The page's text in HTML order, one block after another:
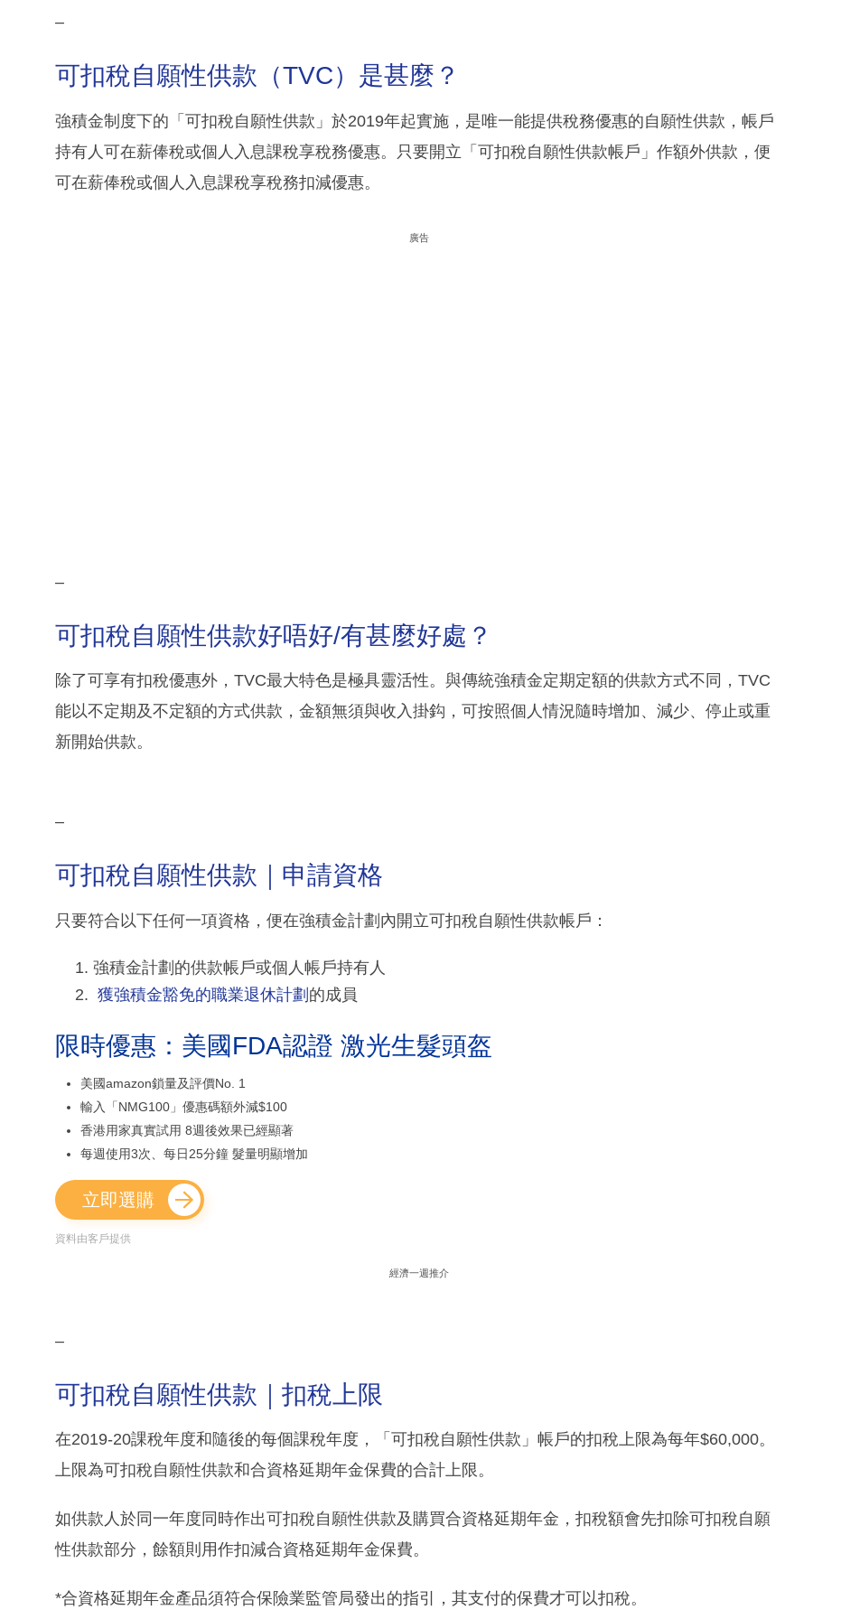
–
可扣稅自願性供款（TVC）是甚麼？
強積金制度下的「可扣稅自願性供款」於2019年起實施，是唯一能提供稅務優惠的自願性供款，帳戶
持有人可在薪俸稅或個人入息課稅享稅務優惠。只要開立「可扣稅自願性供款帳戶」作額外供款，便
可在薪俸稅或個人入息課稅享稅務扣減優惠。
廣告
–
可扣稅自願性供款好唔好/有甚麼好處？
除了可享有扣稅優惠外，TVC最大特色是極具靈活性。與傳統強積金定期定額的供款方式不同，TVC
能以不定期及不定額的方式供款，金額無須與收入掛鈎，可按照個人情況隨時增加、減少、停止或重
新開始供款。
–
可扣稅自願性供款｜申請資格
只要符合以下任何一項資格，便在強積金計劃內開立可扣稅自願性供款帳戶：
強積金計劃的供款帳戶或個人帳戶持有人
獲強積金豁免的職業退休計劃 的成員
限時優惠：美國FDA認證 激光生髮頭盔
美國amazon鎖量及評價No. 1
輸入「NMG100」優惠碼額外減$100
香港用家真實試用 8週後效果已經顯著
每週使用3次、每日25分鐘 髮量明顯增加
立即選購
資料由客戶提供
經濟一週推介
–
可扣稅自願性供款｜扣稅上限
在2019-20課稅年度和隨後的每個課稅年度，「可扣稅自願性供款」帳戶的扣稅上限為每年$60,000。
上限為可扣稅自願性供款和合資格延期年金保費的合計上限。
如供款人於同一年度同時作出可扣稅自願性供款及購買合資格延期年金，扣稅額會先扣除可扣稅自願
性供款部分，餘額則用作扣減合資格延期年金保費。
*合資格延期年金產品須符合保險業監管局發出的指引，其支付的保費才可以扣稅。